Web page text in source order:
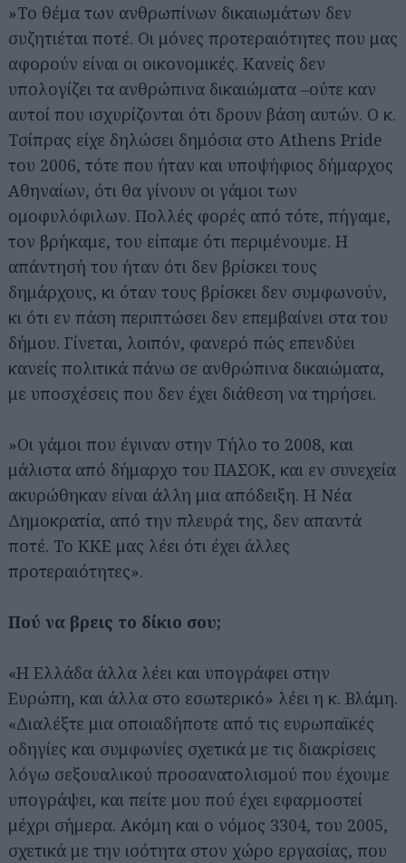
»Το θέμα των ανθρωπίνων δικαιωμάτων δεν
συζητιέται ποτέ. Οι μόνες προτεραιότητες που μας
αφορούν είναι οι οικονομικές. Κανείς δεν
υπολογίζει τα ανθρώπινα δικαιώματα –ούτε καν
αυτοί που ισχυρίζονται ότι δρουν βάση αυτών. Ο κ.
Τσίπρας είχε δηλώσει δημόσια στο Athens Pride
του 2006, τότε που ήταν και υποψήφιος δήμαρχος
Αθηναίων, ότι θα γίνουν οι γάμοι των
ομοφυλόφιλων. Πολλές φορές από τότε, πήγαμε,
τον βρήκαμε, του είπαμε ότι περιμένουμε. Η
απάντησή του ήταν ότι δεν βρίσκει τους
δημάρχους, κι όταν τους βρίσκει δεν συμφωνούν,
κι ότι εν πάση περιπτώσει δεν επεμβαίνει στα του
δήμου. Γίνεται, λοιπόν, φανερό πώς επενδύει
κανείς πολιτικά πάνω σε ανθρώπινα δικαιώματα,
με υποσχέσεις που δεν έχει διάθεση να τηρήσει.
»Οι γάμοι που έγιναν στην Τήλο το 2008, και
μάλιστα από δήμαρχο του ΠΑΣΟΚ, και εν συνεχεία
ακυρώθηκαν είναι άλλη μια απόδειξη. Η Νέα
Δημοκρατία, από την πλευρά της, δεν απαντά
ποτέ. Το ΚΚΕ μας λέει ότι έχει άλλες
προτεραιότητες».
Πού να βρεις το δίκιο σου;
«Η Ελλάδα άλλα λέει και υπογράφει στην
Ευρώπη, και άλλα στο εσωτερικό» λέει η κ. Βλάμη.
«Διαλέξτε μια οποιαδήποτε από τις ευρωπαϊκές
οδηγίες και συμφωνίες σχετικά με τις διακρίσεις
λόγω σεξουαλικού προσανατολισμού που έχουμε
υπογράψει, και πείτε μου πού έχει εφαρμοστεί
μέχρι σήμερα. Ακόμη και ο νόμος 3304, του 2005,
σχετικά με την ισότητα στον χώρο εργασίας, που
για...